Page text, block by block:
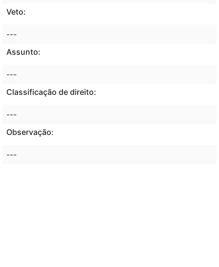
Veto:
---
Assunto:
---
Classificação de direito:
---
Observação:
---